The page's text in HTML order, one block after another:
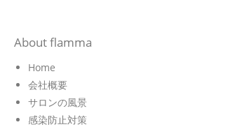
About flamma
Home
会社概要
サロンの風景
感染防止対策